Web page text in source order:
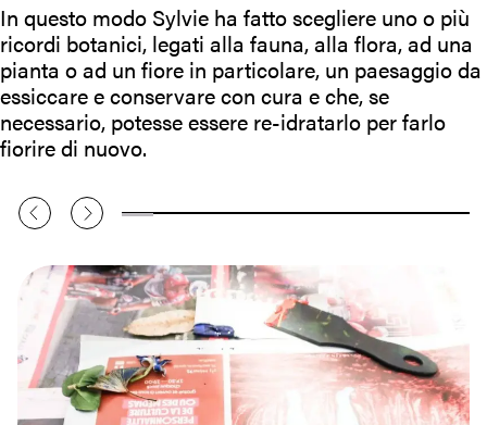
In questo modo Sylvie ha fatto scegliere uno o più
ricordi botanici, legati alla fauna, alla flora, ad una
pianta o ad un fiore in particolare, un paesaggio da
essiccare e conservare con cura e che, se
necessario, potesse essere re-idratarlo per farlo
fiorire di nuovo.